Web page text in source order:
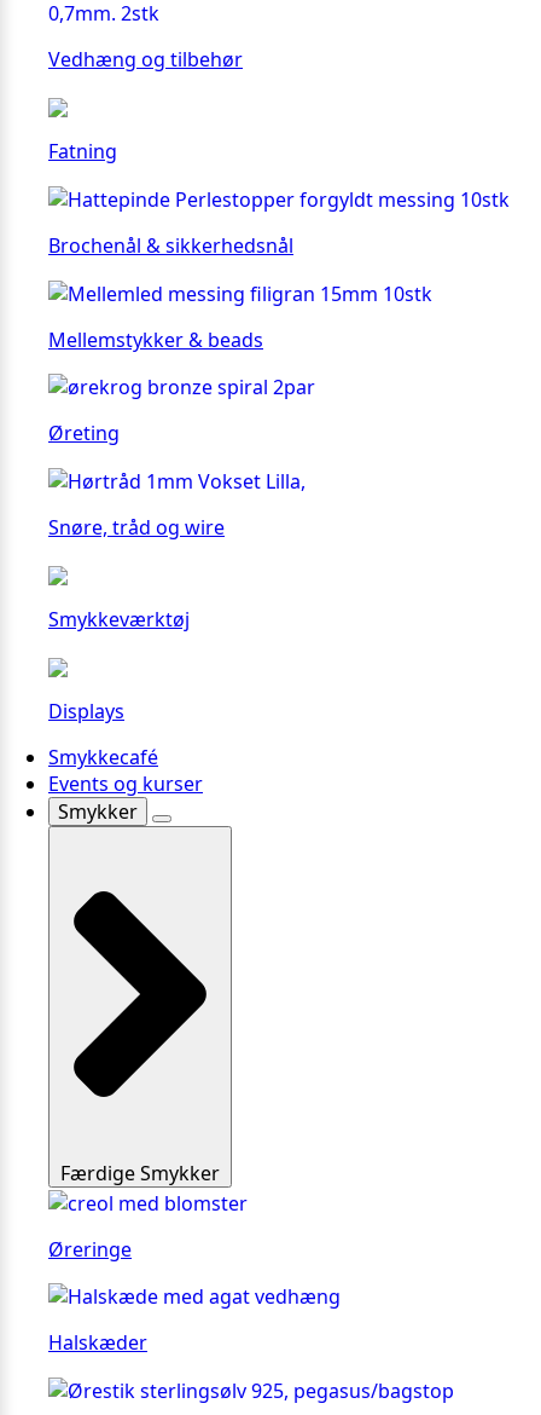
Vedhæng og tilbehør
Fatning
Brochenål & sikkerhedsnål
Mellemstykker & beads
Øreting
Snøre, tråd og wire
Smykkeværktøj
Displays
Smykkecafé
Events og kurser
Smykker
Færdige Smykker
Øreringe
Halskæder